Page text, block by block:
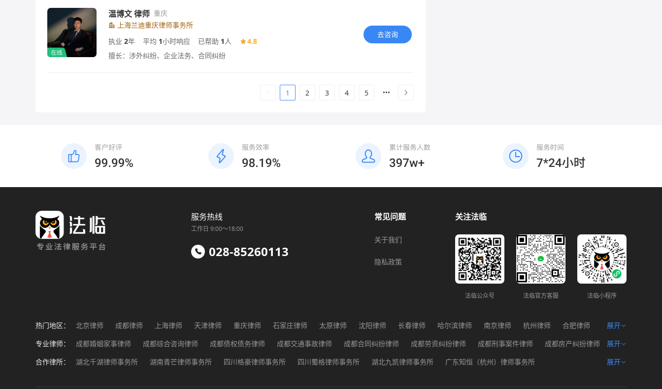
温博文 律师 重庆
上海兰迪重庆律师事务所
执业 2年 平均 1小时响应 已帮助 1人
4.8
擅长：涉外纠纷、企业法务、合同纠纷
去咨询
1 2 3 4 5
服务热线
工作日 9:00～18:00
028-85260113
常见问题
关于我们
隐私政策
关注法临
法临公众号 法临官方客服 法临小程序
热门地区： 北京律师 成都律师 上海律师 天津律师 重庆律师 石家庄律师 太原律师 沈阳律师 长春律师 哈尔滨律师 南京律师 杭州律师
合肥律师
福州律师
南昌律师 济南律师 郑州律师 广州律师 长沙律师 武汉律师 贵阳律师 西安律师 兰州律师 西宁律师 海口律师
展开
专业律师：
成都婚姻家事律师 成都综合咨询律师 成都债权债务律师 成都交通事故律师 成都合同纠纷律师 成都劳资纠纷律师 成都刑事案件律师
成都房产纠纷律师
成都工伤事故律师
成都企业法务律师 成都征地纠纷律师 成都医疗纠纷律师 成都行政纠纷律师 成都知识产权律师 成都遗产问题律师
展开
合作律所：
湖北千湖律师事务所 湖南青芒律师事务所 四川格豪律师事务所 四川蜀格律师事务所 湖北九凯律师事务所
广东知恒（杭州）律师事务所
展开